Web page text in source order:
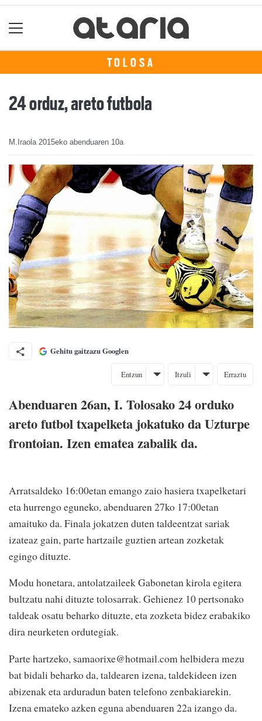
TOLOSA
24 orduz, areto futbola
M.Iraola 2015eko abenduaren 10a
Gehitu gaitzazu Googlen
Entzun Itzuli Erraztu
Abenduaren 26an, I. Tolosako 24 orduko
areto futbol txapelketa jokatuko da Uzturpe
frontoian. Izen ematea zabalik da.
Arratsaldeko 16:00etan emango zaio hasiera txapelketari
eta hurrengo eguneko, abenduaren 27ko 17:00etan
amaituko da. Finala jokatzen duten taldeentzat sariak
izateaz gain, parte hartzaile guztien artean zozketak
egingo dituzte.
Modu honetara, antolatzaileek Gabonetan kirola egitera
bultzatu nahi dituzte tolosarrak. Gehienez 10 pertsonako
taldeak osatu beharko dituzte, eta zozketa bidez erabakiko
dira neurketen ordutegiak.
Parte hartzeko, samaorixe@hotmail.com helbidera mezu
bat bidali beharko da, taldearen izena, taldekideen izen
abizenak eta arduradun baten telefono zenbakiarekin.
Izena emateko azken eguna abenduaren 22a izango da.